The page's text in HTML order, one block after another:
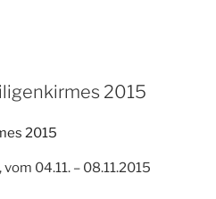
2015
04.11. – 08.11.2015